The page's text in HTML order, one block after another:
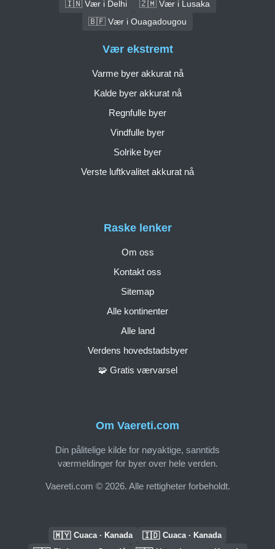
🇮🇳 Vær i Delhi
🇿🇲 Vær i Lusaka
🇧🇫 Vær i Ouagadougou
Om Vaereti.com
Din pålitelige kilde for nøyaktige, sanntids
værmeldinger for byer over hele verden.
Vaereti.com © 2026. Alle rettigheter forbeholdt.
Raske lenker
Om oss
Kontakt oss
Sitemap
Alle kontinenter
Alle land
Verdens hovedstadsbyer
🧩 Gratis værvarsel
Vær ekstremt
Varme byer akkurat nå
Kalde byer akkurat nå
Regnfulle byer
Vindfulle byer
Solrike byer
Verste luftkvalitet akkurat nå
🇲🇾 Cuaca · Kanada 🇮🇩 Cuaca · Kanada